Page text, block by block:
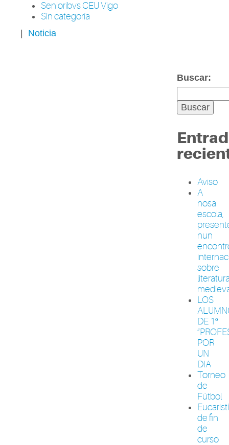
Senioribvs CEU Vigo
Sin categoría
Noticia
Buscar:
Aviso
A
nosa
escola,
nun
sobre
LOS
DE 1º
POR
UN
DIA
Torneo
de
Fútbol
de fin
de
curso